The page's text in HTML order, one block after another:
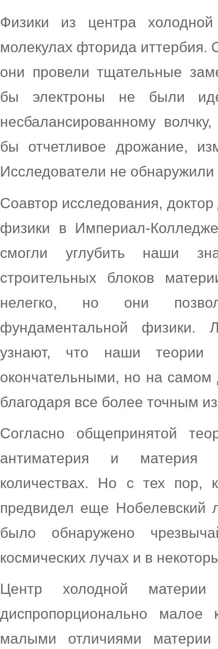
Физики из центра
молекулах фторида иттербия.
они провели тщательные
бы электроны не были
несбалансированному
бы отчетливое дрожание,
Исследователи не
Соавтор исследования,
физики в Империал-
смогли углубить наши
строительных блоков
нелегко, но они
фундаментальной физики.
узнают, что наши
окончательными, но на самом
благодаря все более точным
Согласно общепринятой
антиматерия и материя
количествах. Но с тех пор,
предвидел еще Нобелевский
было обнаружено
космических лучах и в
Центр холодной материи
диспропорционально малое
малыми отличиями